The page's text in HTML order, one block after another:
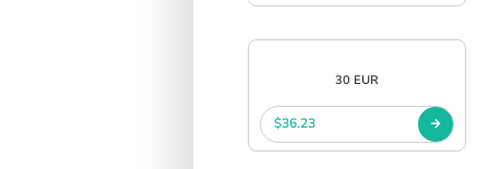
30 EUR
$36.23